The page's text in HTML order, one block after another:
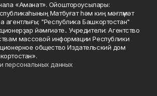
«Аманат». Ойоштороусылары:
Матбуғат һәм киң мәғлүмәт
агентлығы; "Республика Башкортостан"
йәмғиәте.. Учредители: Агентство
массовой информации Республики
общество Издательский дом
персональных данных